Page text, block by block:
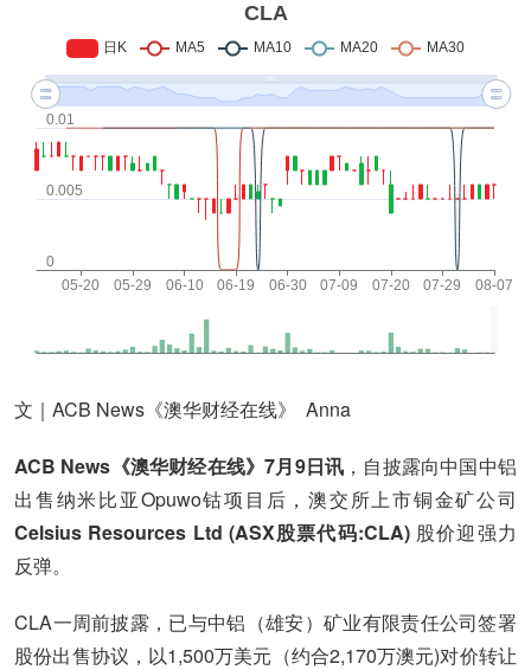
文｜ACB News《澳华财经在线》 Anna
ACB News《澳华财经在线》7月9日讯 ，自披露向中国中铝
出售纳米比亚Opuwo钴项目后，澳交所上市铜金矿公司
Celsius Resources Ltd (ASX股票代码:CLA) 股价迎强力
反弹。
CLA一周前披露，已与中铝（雄安）矿业有限责任公司签署
股份出售协议，以1,500万美元（约合2,170万澳元)对价转让